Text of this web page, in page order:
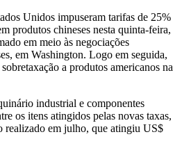
Unidos impuseram tarifas de 25%
produtos chineses nesta quinta-feira,
em meio às negociações
em Washington. Logo em seguida,
a produtos americanos na
industrial e componentes
os itens atingidos pelas novas taxas,
realizado em julho, que atingiu US$